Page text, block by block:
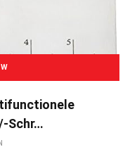
Schr…